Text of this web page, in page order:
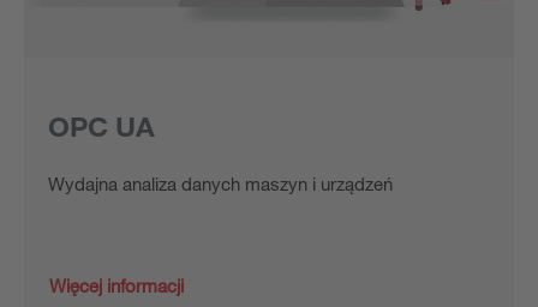
OPC UA
Wydajna analiza danych maszyn i urządzeń
Więcej informacji